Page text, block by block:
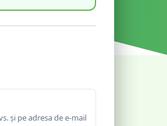
și pe adresa de e-mail